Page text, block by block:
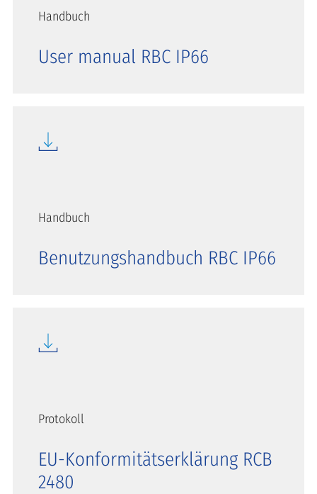
Handbuch
User manual RBC IP66
Handbuch
Benutzungshandbuch RBC IP66
Protokoll
EU-Konformitätserklärung RCB
2480